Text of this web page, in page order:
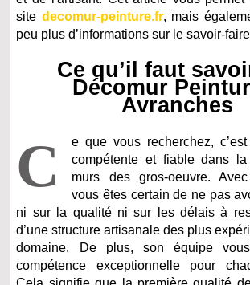
site decomur-peinture.fr, mais
peu plus d’informations sur le savoir-
Ce qu’il faut
Décomur
Avranches
C
e que vous recherchez,
compétente et fiable dans
murs des gros-oeuvre. Avec
vous êtes certain de ne pas
ni sur la qualité ni sur les délais à
d’une structure artisanale des plus
domaine. De plus, son équipe
compétence exceptionnelle pour